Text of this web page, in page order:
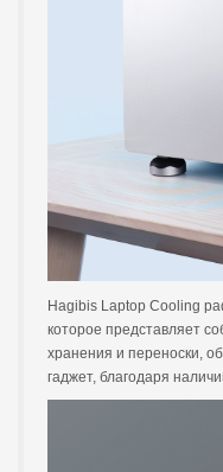
Hagibis Laptop Cooling
которое представляет
хранения и переноски,
гаджет, благодаря